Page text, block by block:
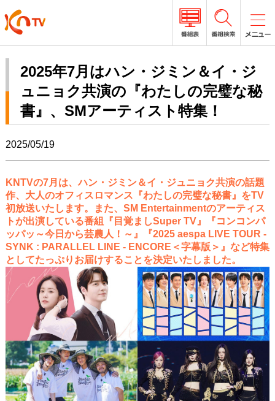
2025年7月はハン・ジミン＆イ・ジ
ュニョク共演の『わたしの完璧な秘
書』、SMアーティスト特集！
2025/05/19
KNTVの7月は、ハン・ジミン＆イ・ジュニョク共演の話題
作、大人のオフィスロマンス『わたしの完璧な秘書』をTV
初放送いたします。また、SM Entertainmentのアーティス
トが出演している番組『目覚ましSuper TV』『コンコンパ
ッパッ～今日から芸農人！～』『2025 aespa LIVE TOUR -
SYNK : PARALLEL LINE - ENCORE＜字幕版＞』など特集
としてたっぷりお届けすることを決定いたしました。